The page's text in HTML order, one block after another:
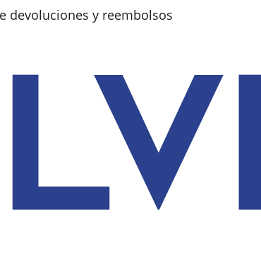
devoluciones y reembolsos